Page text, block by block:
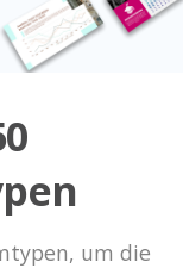
um die